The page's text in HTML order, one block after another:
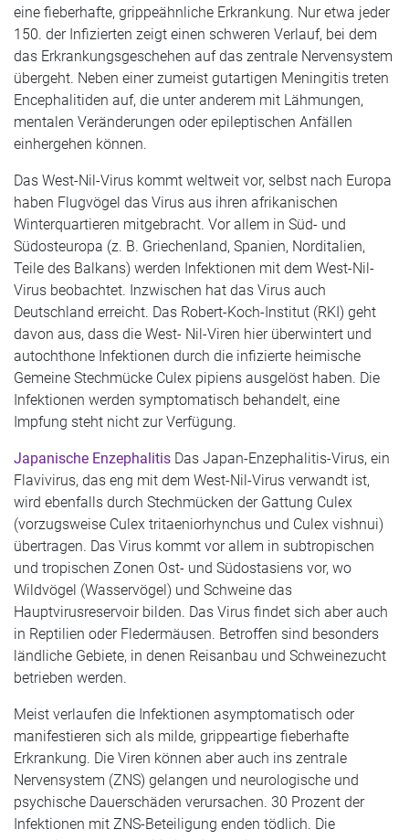
eine fieberhafte, grippeähnliche Erkrankung. Nur etwa jeder
150. der Infizierten zeigt einen schweren Verlauf, bei dem
das Erkrankungsgeschehen auf das zentrale Nervensystem
übergeht. Neben einer zumeist gutartigen Meningitis treten
Encephalitiden auf, die unter anderem mit Lähmungen,
mentalen Veränderungen oder epileptischen Anfällen
einhergehen können.
Das West-Nil-Virus kommt weltweit vor, selbst nach Europa
haben Flugvögel das Virus aus ihren afrikanischen
Winterquartieren mitgebracht. Vor allem in Süd- und
Südosteuropa (z. B. Griechenland, Spanien, Norditalien,
Teile des Balkans) werden Infektionen mit dem West-Nil-
Virus beobachtet. Inzwischen hat das Virus auch
Deutschland erreicht. Das Robert-Koch-Institut (RKI) geht
davon aus, dass die West- Nil-Viren hier überwintert und
autochthone Infektionen durch die infizierte heimische
Gemeine Stechmücke Culex pipiens ausgelöst haben. Die
Infektionen werden symptomatisch behandelt, eine
Impfung steht nicht zur Verfügung.
Japanische Enzephalitis Das Japan-Enzephalitis-Virus, ein
Flavivirus, das eng mit dem West-Nil-Virus verwandt ist,
wird ebenfalls durch Stechmücken der Gattung Culex
(vorzugsweise Culex tritaeniorhynchus und Culex vishnui)
übertragen. Das Virus kommt vor allem in subtropischen
und tropischen Zonen Ost- und Südostasiens vor, wo
Wildvögel (Wasservögel) und Schweine das
Hauptvirusreservoir bilden. Das Virus findet sich aber auch
in Reptilien oder Fledermäusen. Betroffen sind besonders
ländliche Gebiete, in denen Reisanbau und Schweinezucht
betrieben werden.
Meist verlaufen die Infektionen asymptomatisch oder
manifestieren sich als milde, grippeartige fieberhafte
Erkrankung. Die Viren können aber auch ins zentrale
Nervensystem (ZNS) gelangen und neurologische und
psychische Dauerschäden verursachen. 30 Prozent der
Infektionen mit ZNS-Beteiligung enden tödlich. Die